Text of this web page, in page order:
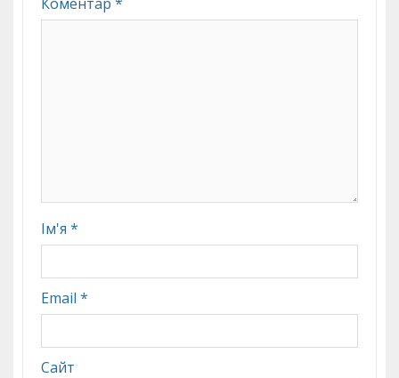
Ім'я *
Email *
Сайт